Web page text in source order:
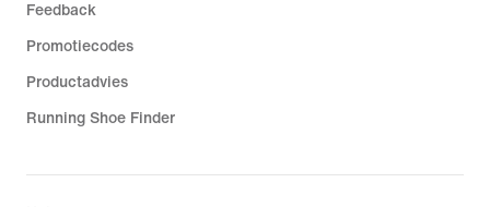
Feedback
Promotiecodes
Productadvies
Running Shoe Finder